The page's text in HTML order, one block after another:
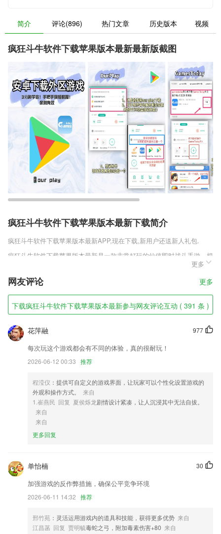
简介 评论(896) 热门文章 历史版本 视频
疯狂斗牛软件下载苹果版本最新最新版截图
疯狂斗牛软件下载苹果版本最新下载简介
疯狂斗牛软件下载苹果版本最新APP,现在下载,新用户还送新人礼包.
疯狂斗牛软件下载苹果版本最新是一款非常好玩的仙侠即时战斗手游，根
据同名小说改编，游戏中讲述的是有着十年地下拳坛经验的黑拳手穿越，
成为了藤家城的低等奴仆，即将面临一场空前绝后的大战，高度还原了小
说的故事剧情和各种元素，游戏中的人物职业也十分的出彩。
疯狂斗牛软件下载苹果版本最新软件特色
1,记录每天的运动步数,每日消耗的卡路里、运动距离和时间
2,直播课程，邀请大师入驻，精彩进行授课，随时都可以互动学习；
3,更多加盟商的引进，为用户提供多项服务。
4,为学员不定期免费推送公开课，提供海量实用技能学习课程，实用干
5,闲暇浏览孩子班级快照，班级视频
6,免费开启的网盘工具，带来超多存储空间；
疯狂斗牛软件下载苹果版本最新软件优势
1.专门为初中、高中生量身订制的工具软件。该软件集化学方程式、化学
2.增加账号注销功能
3.全新汉字，简单猜汉字，玩法益智，主要是通过玩家思维能力，需要不
断的思考。
4.·枯燥的围棋术语一直是传统围棋教学中的难点,但在本系列片中,所有围
5.这里为孩子们提供了各种运动游戏，你可以根据自己的喜好在这里自由
更多
网友评论 更多
下载疯狂斗牛软件下载苹果版本最新参与网友评论互动 ( 391 条 )
977
花萍融
每次玩这个游戏都会有不同的体验，真的很耐玩！
2026-06-12 00:33 推荐
程滢仪 ：提供可自定义的游戏界面，让玩家可以个性化设置游戏的
外观和操作方式。
来自
1.崔燕民 回复 夏侯烁龙剧情设计紧凑，让人沉浸其中无法自拔。
来自
来自
更多回复
30
单怡楠
加强游戏的反作弊措施，确保公平竞争环境
2026-06-11 14:32 推荐
邢竹苑 ：灵活运用游戏内的道具和技能，获得更多优势 来自
江昌菡 回复 贾明毓毒蛇之弓，附加毒素伤害+80 来自